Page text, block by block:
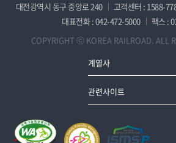
대전광역시 동구 중앙로 240
고객센터 : 1588-
대표전화 : 042-472-5000
팩스 :
COPYRIGHT ⓒ KOREA RAILROAD. ALL
계열사
관련사이트